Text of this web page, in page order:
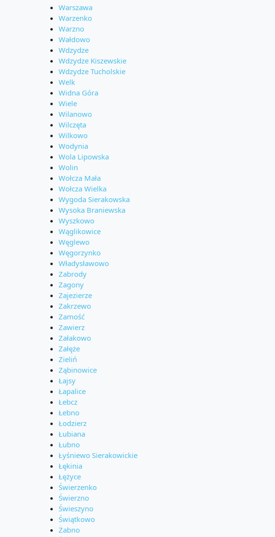
Warszawa
Warzenko
Warzno
Wałdowo
Wdzydze
Wdzydze Kiszewskie
Wdzydze Tucholskie
Welk
Widna Góra
Wiele
Wilanowo
Wilczęta
Wilkowo
Wodynia
Wola Lipowska
Wolin
Wołcza Mała
Wołcza Wielka
Wygoda Sierakowska
Wysoka Braniewska
Wyszkowo
Wąglikowice
Węglewo
Węgorzynko
Władysławowo
Zabrody
Zagony
Zajezierze
Zakrzewo
Zamość
Zawierz
Załakowo
Załęże
Zieliń
Ząbinowice
Łajsy
Łapalice
Łebcz
Łebno
Łodzierz
Łubiana
Łubno
Łyśniewo Sierakowickie
Łękinia
Łężyce
Świerzenko
Świerzno
Świeszyno
Świątkowo
Żabno